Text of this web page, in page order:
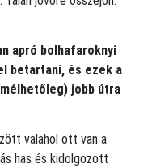
apró bolhafaroknyi
betartani, és ezek a
jobb útra
valahol ott van a
has és kidolgozott